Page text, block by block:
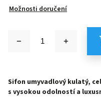
Možnosti doručení
Sifon umyvadlový kulatý,
s vysokou odolností a